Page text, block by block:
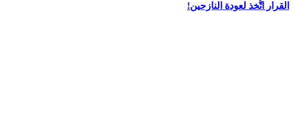
القرار اتُّخذ لعودة النازحين!